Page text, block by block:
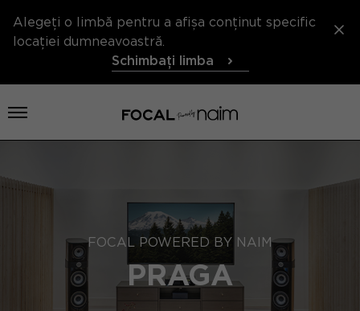
Alegeți o limbă pentru a afișa conținut specific
locației dumneavoastră.
Schimbați limba
Deschideți meniul
FOCAL POWERED BY NAIM
PRAGA